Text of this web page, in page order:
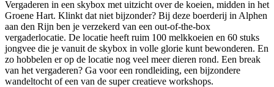
Vergaderen in een skybox met uitzicht over de koeien, midden in het
Groene Hart. Klinkt dat niet bijzonder? Bij deze boerderij in Alphen
aan den Rijn ben je verzekerd van een out-of-the-box
vergaderlocatie. De locatie heeft ruim 100 melkkoeien en 60 stuks
jongvee die je vanuit de skybox in volle glorie kunt bewonderen. En
zo hobbelen er op de locatie nog veel meer dieren rond. Een break
van het vergaderen? Ga voor een rondleiding, een bijzondere
wandeltocht of een van de super creatieve workshops.